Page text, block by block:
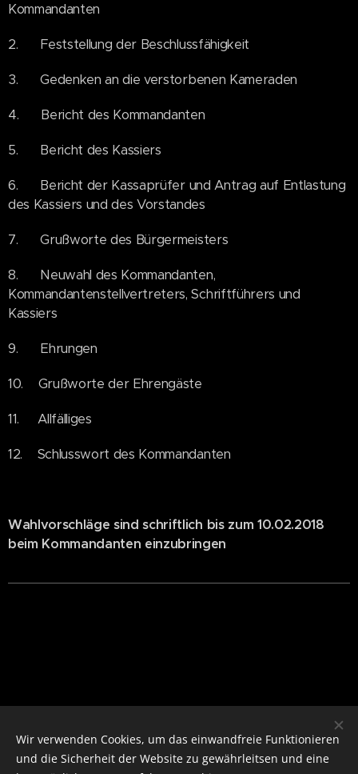
Kommandanten
2. Feststellung der Beschlussfähigkeit
3. Gedenken an die verstorbenen Kameraden
4. Bericht des Kommandanten
5. Bericht des Kassiers
6. Bericht der Kassaprüfer und Antrag auf Entlastung
des Kassiers und des Vorstandes
7. Grußworte des Bürgermeisters
8. Neuwahl des Kommandanten,
Kommandantenstellvertreters, Schriftführers und
Kassiers
9. Ehrungen
10. Grußworte der Ehrengäste
11. Allfälliges
12. Schlusswort des Kommandanten
Wahlvorschläge sind schriftlich bis zum 10.02.2018
beim Kommandanten einzubringen
Share
Wir verwenden Cookies, um das einwandfreie Funktionieren
und die Sicherheit der Website zu gewährleitsen und eine